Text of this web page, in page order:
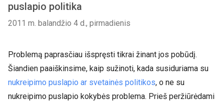
puslapio politika
2011 m. balandžio 4 d., pirmadienis
Problemą paprasčiau išspręsti tikrai žinant jos pobūdį.
Šiandien paaiškinsime, kaip sužinoti, kada susiduriama su
nukreipimo puslapio ar svetainės politikos, o ne su
nukreipimo puslapio kokybės problema. Prieš peržiūrėdami